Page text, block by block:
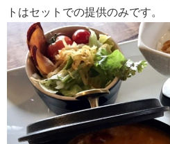
トはセットでの提供のみです。